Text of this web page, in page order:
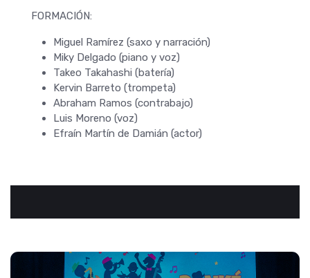
FORMACIÓN:
Miguel Ramírez (saxo y narración)
Miky Delgado (piano y voz)
Takeo Takahashi (batería)
Kervin Barreto (trompeta)
Abraham Ramos (contrabajo)
Luis Moreno (voz)
Efraín Martín de Damián (actor)